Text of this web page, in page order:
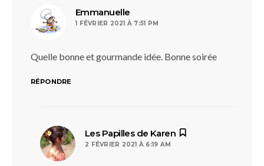
Emmanuelle
1 FÉVRIER 2021 À 7:51 PM
Quelle bonne et gourmande idée. Bonne soirée
RÉPONDRE
Les Papilles de Karen
2 FÉVRIER 2021 À 6:19 AM